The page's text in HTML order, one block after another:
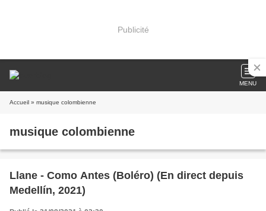
Publicité
MENU
Accueil » musique colombienne
musique colombienne
Llane - Como Antes (Boléro) (En direct depuis
Medellín, 2021)